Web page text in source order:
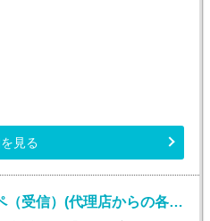
見る
コールセンター・テレオペ（受信）(代理店からの各種問合せ電話対応業務)